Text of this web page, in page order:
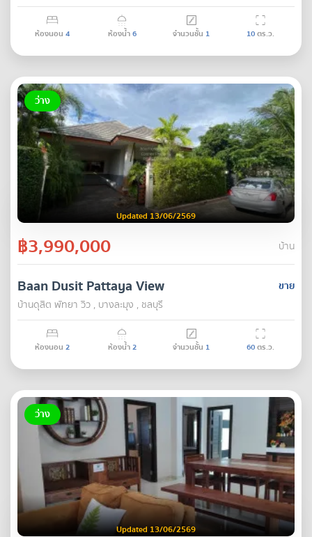
ห้องนอน 4 ห้องน้ำ6 จำนวนชั้น 1 10ตร.ว.
ว่าง
Updated 13/06/2569
฿3,990,000 บ้าน
ขาย
Baan Dusit Pattaya View
บ้านดุสิต พัทยา วิว , บางละมุง , ชลบุรี
ห้องนอน 2 ห้องน้ำ2 จำนวนชั้น 1 60ตร.ว.
ว่าง
Updated 13/06/2569